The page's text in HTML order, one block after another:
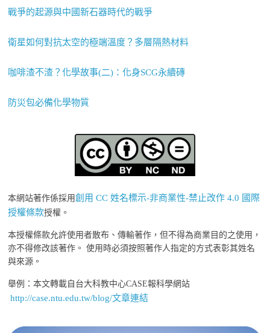
戰爭的起源與中國新石器時代的戰爭
衛星如何對抗太空的極端溫度？多層隔熱材料
咖啡渣不渣？化學故事(二)：化身SCG永續磚
防災包必備化學物質
本網站著作係採用創用 CC 姓名標示-非商業性-禁止改作 4.0 國際
授權條款授權。
本授權條款允許使用者散布、傳輸著作，但不得為商業目的之使用，
亦不得修改該著作。 使用時必須按照著作人指定的方式表彰其姓名
與來源。
舉例：本文轉載自台大科教中心CASE報科學網站
http://case.ntu.edu.tw/blog/文章連結